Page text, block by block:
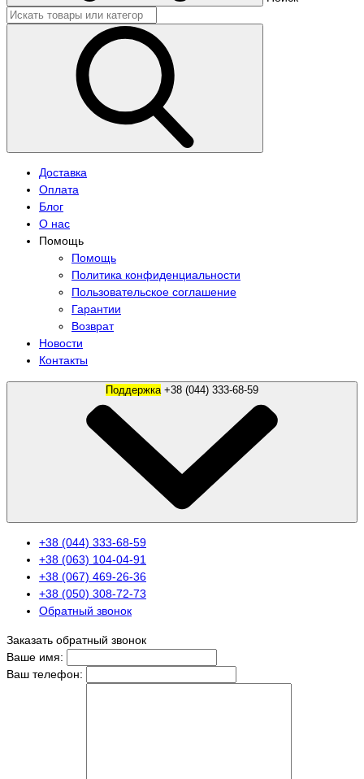
Доставка
Оплата
Блог
О нас
Помощь
Помощь
Политика конфиденциальности
Пользовательское соглашение
Гарантии
Возврат
Новости
Контакты
Поддержка
+38 (044) 333-68-59
+38 (063) 104-04-91
+38 (067) 469-26-36
+38 (050) 308-72-73
Обратный звонок
Заказать обратный звонок
Ваше имя:
Ваш телефон: